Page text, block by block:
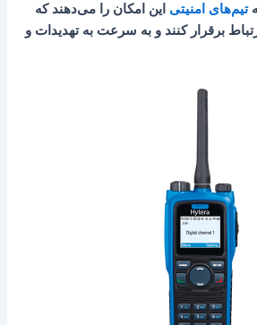
تیم‌های امنیتی این امکان را می‌دهند که
برقرار کنند و به سرعت به تهدیدات و